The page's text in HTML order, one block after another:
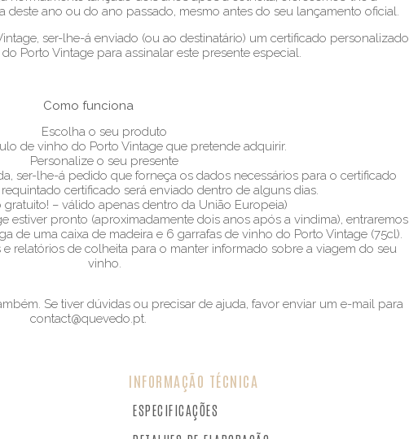
ano ou do ano passado, mesmo antes do seu lançamento oficial.
ser-lhe-á enviado (ou ao destinatário) um certificado personalizado
Porto Vintage para assinalar este presente especial.
Como funciona
Escolha o seu produto
de vinho do Porto Vintage que pretende adquirir.
Personalize o seu presente
ser-lhe-á pedido que forneça os dados necessários para o certificado
certificado será enviado dentro de alguns dias.
gratuito! – válido apenas dentro da União Europeia)
estiver pronto (aproximadamente dois anos após a vindima), entraremos
de uma caixa de madeira e 6 garrafas de vinho do Porto Vintage (75cl).
relatórios de colheita para o manter informado sobre a viagem do seu
vinho.
Se tiver dúvidas ou precisar de ajuda, favor enviar um e-mail para
contact@quevedo.pt.
INFORMAÇÃO TÉCNICA
ESPECIFICAÇÕES